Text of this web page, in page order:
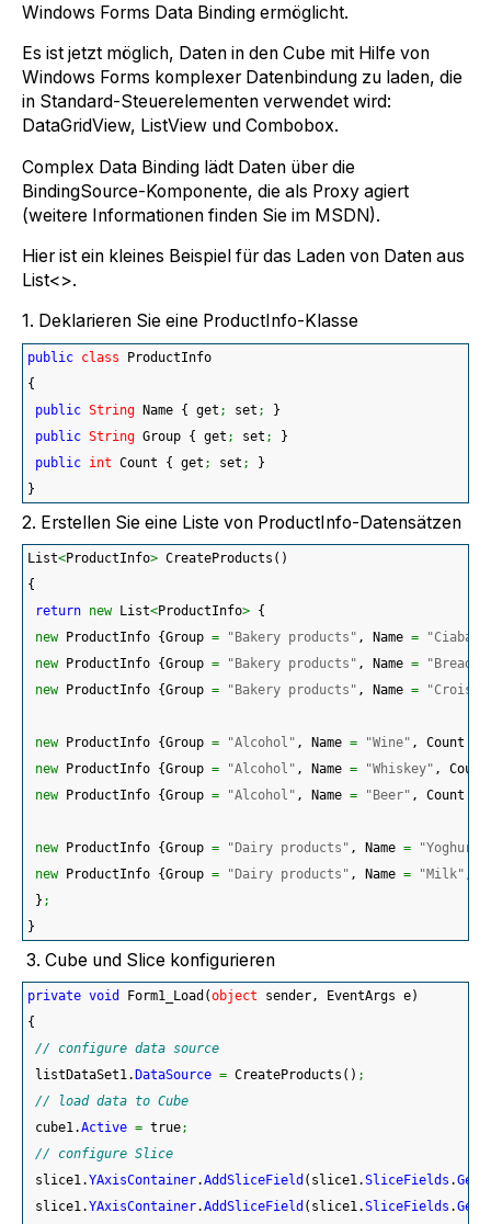
Windows Forms Data Binding ermöglicht.
Es ist jetzt möglich, Daten in den Cube mit Hilfe von
Windows Forms komplexer Datenbindung zu laden, die
in Standard-Steuerelementen verwendet wird:
DataGridView, ListView und Combobox.
Complex Data Binding lädt Daten über die
BindingSource-Komponente, die als Proxy agiert
(weitere Informationen finden Sie im MSDN).
Hier ist ein kleines Beispiel für das Laden von Daten aus
List<>.
1. Deklarieren Sie eine ProductInfo-Klasse
public class ProductInfo
{
public String Name { get ; set ;
}
public String Group { get ; set ;
}
public int Count { get ; set ;
}
}
2. Erstellen Sie eine Liste von ProductInfo-Datensätzen
List<ProductInfo> CreateProducts ( )
{
return new List<ProductInfo> {
new ProductInfo {Group = "Bakery products" , Name =
new ProductInfo {Group = "Bakery products" , Name = "Bread"
new ProductInfo {Group = "Bakery products" , Name =
new ProductInfo {Group = "Alcohol" , Name = "Wine" , Count
new ProductInfo {Group = "Alcohol" , Name = "Whiskey" ,
new ProductInfo {Group = "Alcohol" , Name = "Beer" , Count
new ProductInfo {Group = "Dairy products" , Name = "Yoghurt"
new ProductInfo {Group = "Dairy products" , Name = "Milk" ,
} ;
}
3. Cube und Slice konfigurieren
private void Form1_Load (object sender, EventArgs e)
{
// configure data source
listDataSet1. DataSource = CreateProducts ( ) ;
// load data to Cube
cube1.Active = true;
// configure Slice
slice1.YAxisContainer.AddSliceField ( slice1.SliceFields .
slice1.YAxisContainer.AddSliceField ( slice1.SliceFields .